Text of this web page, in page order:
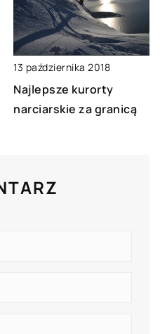
13 października 2018
Najlepsze kurorty
narciarskie za granicą